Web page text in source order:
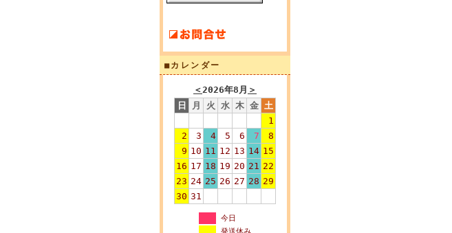
■カレンダー
＜2026年8月 ＞
日
月 火 水 木 金 土
1
2
3 4 5 6 7
8
9 10 11 12 13 14 15
16 17 18 19 20 21 22
23 24 25 26 27 28 29
30 31
今日